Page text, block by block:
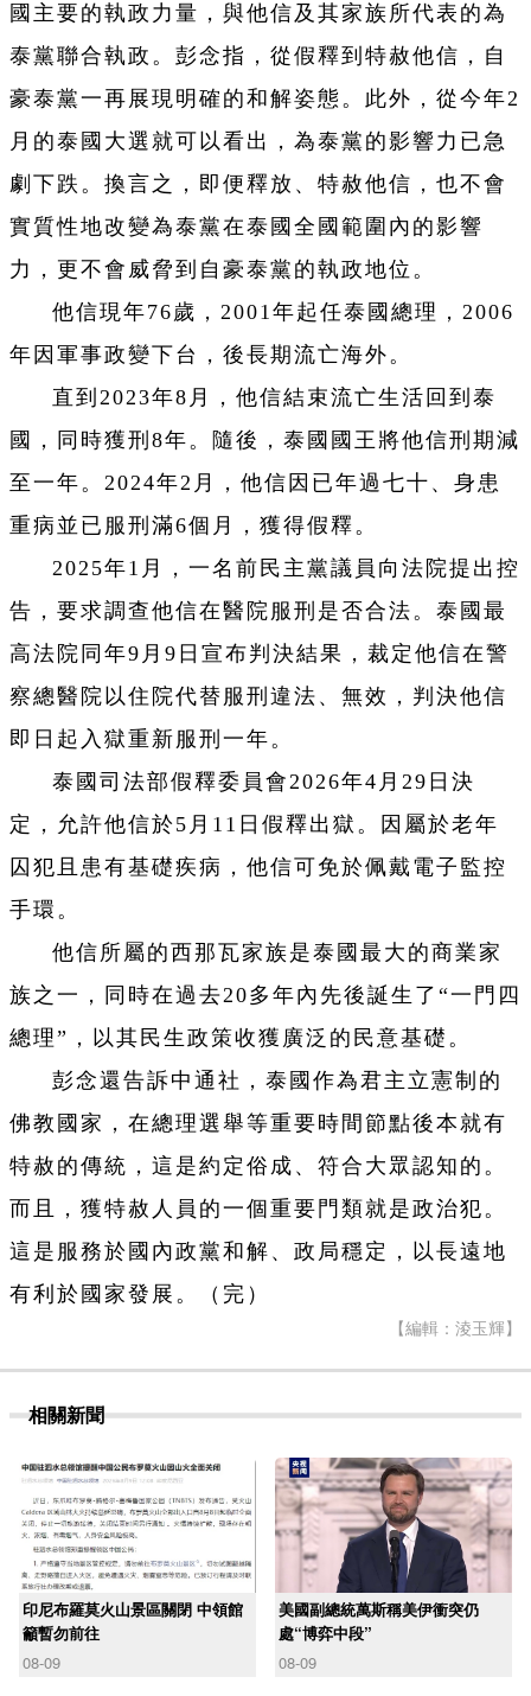
國主要的執政力量，與他信及其家族所代表的為
泰黨聯合執政。彭念指，從假釋到特赦他信，自
豪泰黨一再展現明確的和解姿態。此外，從今年2
月的泰國大選就可以看出，為泰黨的影響力已急
劇下跌。換言之，即便釋放、特赦他信，也不會
實質性地改變為泰黨在泰國全國範圍內的影響
力，更不會威脅到自豪泰黨的執政地位。
他信現年76歲，2001年起任泰國總理，2006
年因軍事政變下台，後長期流亡海外。
直到2023年8月，他信結束流亡生活回到泰
國，同時獲刑8年。隨後，泰國國王將他信刑期減
至一年。2024年2月，他信因已年過七十、身患
重病並已服刑滿6個月，獲得假釋。
2025年1月，一名前民主黨議員向法院提出控
告，要求調查他信在醫院服刑是否合法。泰國最
高法院同年9月9日宣布判決結果，裁定他信在警
察總醫院以住院代替服刑違法、無效，判決他信
即日起入獄重新服刑一年。
泰國司法部假釋委員會2026年4月29日決
定，允許他信於5月11日假釋出獄。因屬於老年
囚犯且患有基礎疾病，他信可免於佩戴電子監控
手環。
他信所屬的西那瓦家族是泰國最大的商業家
族之一，同時在過去20多年內先後誕生了“一門四
總理”，以其民生政策收獲廣泛的民意基礎。
彭念還告訴中通社，泰國作為君主立憲制的
佛教國家，在總理選舉等重要時間節點後本就有
特赦的傳統，這是約定俗成、符合大眾認知的。
而且，獲特赦人員的一個重要門類就是政治犯。
這是服務於國內政黨和解、政局穩定，以長遠地
有利於國家發展。（完）
【編輯：淩玉輝】
相關新聞
印尼布羅莫火山景區關閉 中領館
籲暫勿前往
08-09
美國副總統萬斯稱美伊衝突仍
處“博弈中段”
08-09